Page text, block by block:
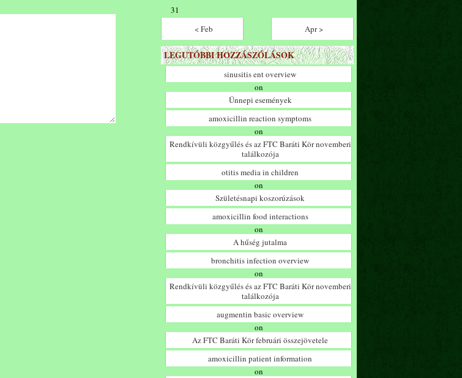
31
< Feb
Apr >
LEGUTÓBBI HOZZÁSZÓLÁSOK
sinusitis ent overview
on
Ünnepi események
amoxicillin reaction symptoms
on
Rendkívüli közgyűlés és az FTC Baráti Kör novemberi
találkozója
otitis media in children
on
Születésnapi koszorúzások
amoxicillin food interactions
on
A hűség jutalma
bronchitis infection overview
on
Rendkívüli közgyűlés és az FTC Baráti Kör novemberi
találkozója
augmentin basic overview
on
Az FTC Baráti Kör februári összejövetele
amoxicillin patient information
on